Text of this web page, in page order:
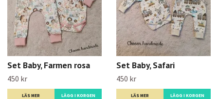
Set Baby, Farmen rosa
450 kr
LÄS MER LÄGG I KORGEN
Set Baby, Safari
450 kr
LÄS MER LÄGG I KORGEN